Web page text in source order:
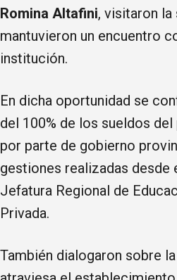
Romina Altafini, visitaron la
mantuvieron un encuentro
institución.
En dicha oportunidad se
del 100% de los sueldos
por parte de gobierno
gestiones realizadas desde
Jefatura Regional de
Privada.
También dialogaron sobre